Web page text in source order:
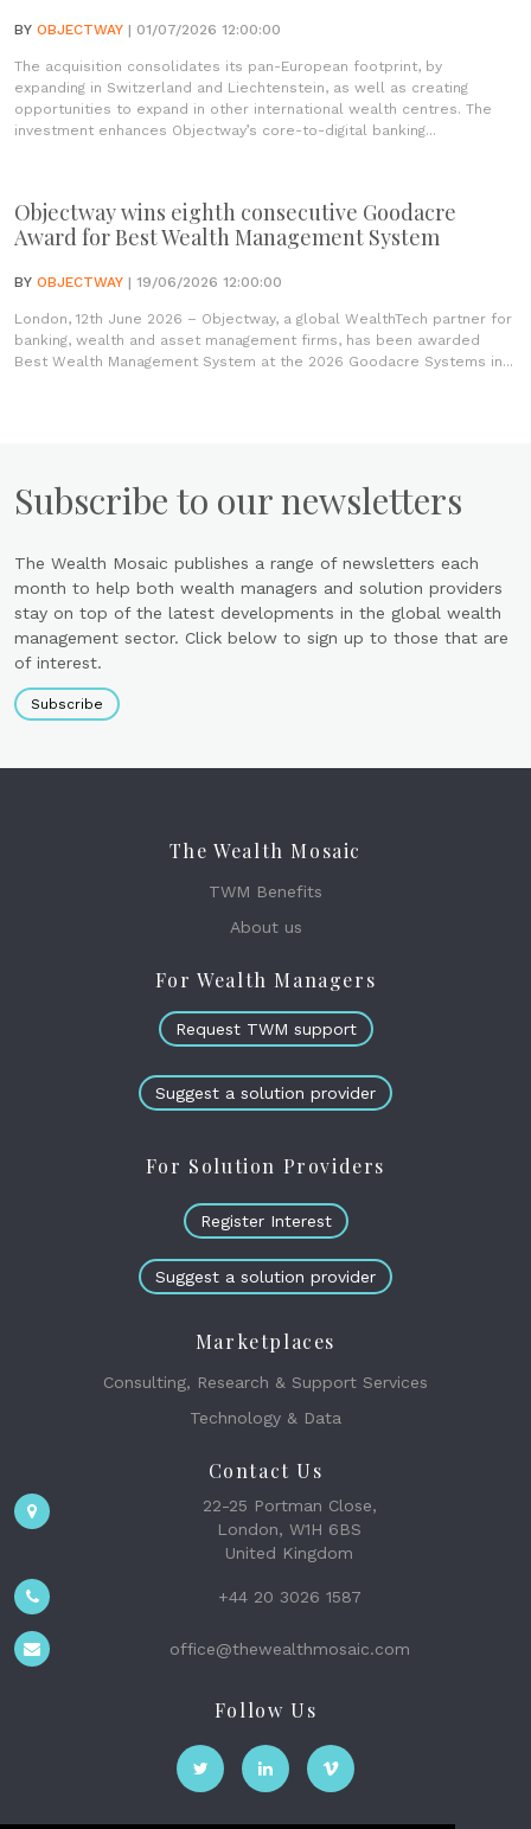
BY OBJECTWAY | 01/07/2026 12:00:00
The acquisition consolidates its pan-European footprint, by
expanding in Switzerland and Liechtenstein, as well as creating
opportunities to expand in other international wealth centres. The
investment enhances Objectway’s core-to-digital banking...
Objectway wins eighth consecutive Goodacre
Award for Best Wealth Management System
BY OBJECTWAY | 19/06/2026 12:00:00
London, 12th June 2026 – Objectway, a global WealthTech partner for
banking, wealth and asset management firms, has been awarded
Best Wealth Management System at the 2026 Goodacre Systems in...
Subscribe to our newsletters
The Wealth Mosaic publishes a range of newsletters each
month to help both wealth managers and solution providers
stay on top of the latest developments in the global wealth
management sector. Click below to sign up to those that are
of interest.
Subscribe
The Wealth Mosaic
TWM Benefits
About us
For Wealth Managers
Request TWM support
Suggest a solution provider
For Solution Providers
Register Interest
Suggest a solution provider
Marketplaces
Consulting, Research & Support Services
Technology & Data
Contact Us
22-25 Portman Close,
London, W1H 6BS
United Kingdom
+44 20 3026 1587
office@thewealthmosaic.com
Follow Us